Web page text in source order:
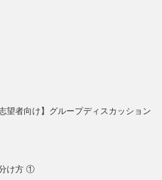
望者向け】グループディスカッション
け方 ①